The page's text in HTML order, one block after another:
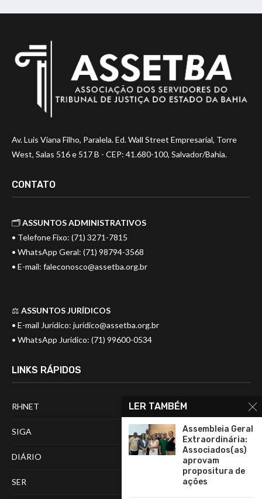
Av. Luis Viana Filho, Paralela. Ed. Wall Street Empresarial, Torre
West, Salas 516 e 517 B - CEP: 41.680-100, Salvador/Bahia.
CONTATO
🗂️ASSUNTOS ADMINISTRATIVOS
• Telefone Fixo: (71) 3271-7815
• WhatsApp Geral: (71) 98794-3568
• E-mail: faleconosco@assetba.org.br
⚖️ ASSUNTOS JURÍDICOS
• E-mail Jurídico: juridico@assetba.org.br
• WhatsApp Jurídico: (71) 99600-0534
LINKS RÁPIDOS
RHNET
SIGA
DIÁRIO
SER
LER TAMBÉM
Assembleia Geral
Extraordinária:
Associados(as)
aprovam
propositura de
ações